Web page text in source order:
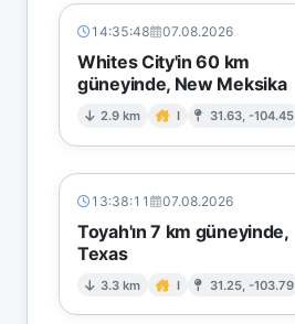
14:35:48 07.08.2026
Whites City'in 60 km
güneyinde, New Meksika
2.9 km I 31.63, -104.45
13:38:11 07.08.2026
Toyah'ın 7 km güneyinde,
Texas
3.3 km I 31.25, -103.79